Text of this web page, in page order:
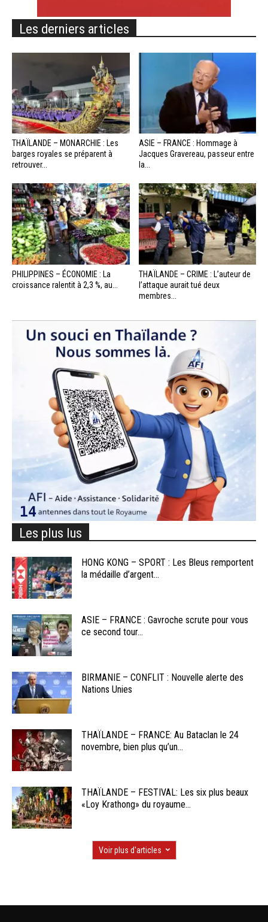
Les derniers articles
THAÏLANDE – MONARCHIE : Les
barges royales se préparent à
retrouver...
ASIE – FRANCE : Hommage à
Jacques Gravereau, passeur entre
la...
PHILIPPINES – ÉCONOMIE : La
croissance ralentit à 2,3 %, au...
THAÏLANDE – CRIME : L’auteur de
l’attaque aurait tué deux
membres...
Les plus lus
HONG KONG – SPORT : Les Bleus remportent
la médaille d’argent...
ASIE – FRANCE : Gavroche scrute pour vous
ce second tour...
BIRMANIE – CONFLIT : Nouvelle alerte des
Nations Unies
THAÏLANDE – FRANCE: Au Bataclan le 24
novembre, bien plus qu’un...
THAÏLANDE – FESTIVAL: Les six plus beaux
«Loy Krathong» du royaume...
Voir plus d'articles